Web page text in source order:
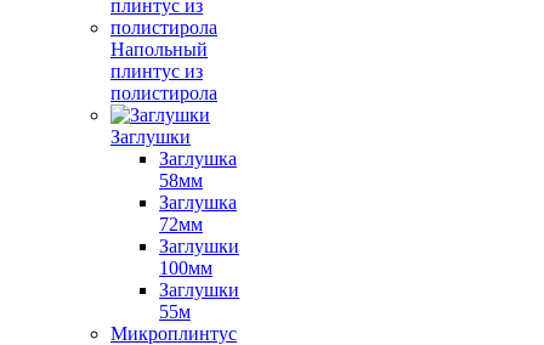
Напольный
плинтус из
полистирола
Заглушки
Заглушка
58мм
Заглушка
72мм
Заглушки
100мм
Заглушки
55м
Микроплинтус